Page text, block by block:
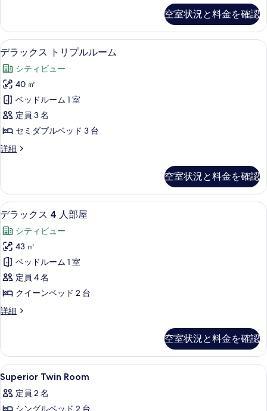
示
す
る
ン
ル
ー
ム
の
す
べ
て
の
を
表
示
す
る
テ
ィ
ブ
イ
ン
ル
ー
ム
の
詳
細
空室状況と料金を確認
デ
ラ
ッ
ク
ス
ト
プ
ル
ー
ム
の
す
べ
て
の
写
表
示
す
る
デラックス トリプルルーム | 高級寝
5
デラックス トリプルルーム
シティビュー
40 ㎡
ベッドルーム 1 室
定員 3 名
セミダブルベッド 3 台
詳細
デ
ス
ト
リ
ル
ル
ー
ム
の
詳
細
空室状況と料金を確認
デ
ラ
ッ
ク
ス
4
人
部
の
す
べ
て
デラックス 4 人部屋 | 高級寝具、羽
4
デラックス 4 人部屋
シティビュー
43 ㎡
ベッドルーム 1 室
定員 4 名
クイーンベッド 2 台
詳細
デ
ス
4
人
屋
の
空室状況と料金を確認
Superior
Twin
Room
高級寝具、羽毛の掛け布団、ミニバ
3
Superior Twin Room
定員 2 名
シングルベッド 2 台